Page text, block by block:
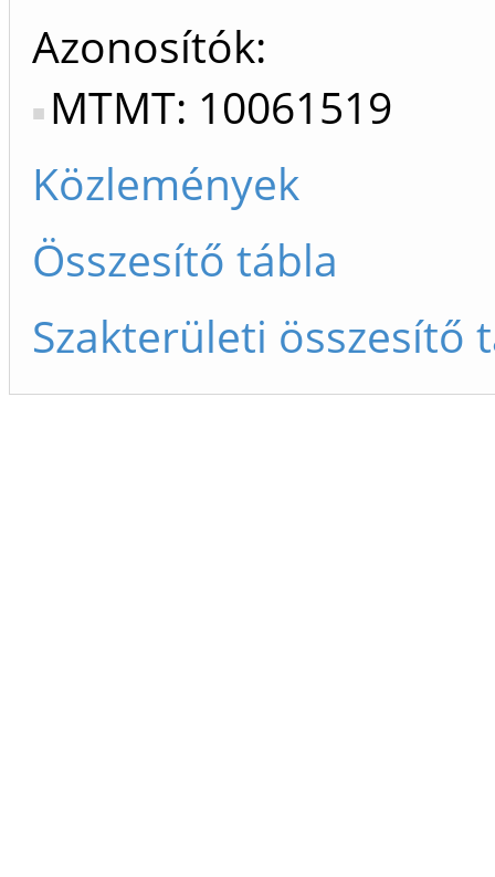
Azonosítók
MTMT: 10061519
Közlemények
Összesítő tábla
Szakterületi összesítő